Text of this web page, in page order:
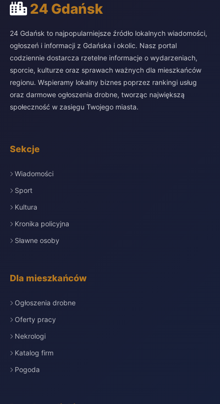
24 Gdańsk
24 Gdańsk to najpopularniejsze źródło lokalnych wiadomości,
ogłoszeń i informacji z Gdańska i okolic. Nasz portal
codziennie dostarcza rzetelne informacje o wydarzeniach,
sporcie, kulturze oraz sprawach ważnych dla mieszkańców
regionu. Wspieramy lokalny biznes poprzez rankingi usług
oraz darmowe ogłoszenia drobne, tworząc największą
społeczność w zasięgu Twojego miasta.
Sekcje
Wiadomości
Sport
Kultura
Kronika policyjna
Sławne osoby
Dla mieszkańców
Ogłoszenia drobne
Oferty pracy
Nekrologi
Katalog firm
Pogoda